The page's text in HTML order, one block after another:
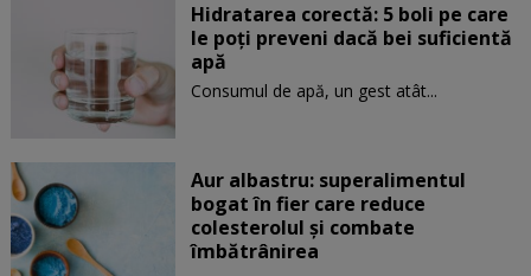
Hidratarea corectă: 5 boli pe care
le poți preveni dacă bei suficientă
apă
Consumul de apă, un gest atât...
Aur albastru: superalimentul
bogat în fier care reduce
colesterolul și combate
îmbătrânirea